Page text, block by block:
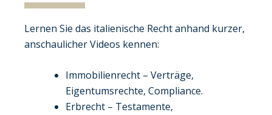
Lernen Sie das italienische Recht anhand kurzer,
anschaulicher Videos kennen:
Immobilienrecht – Verträge,
Eigentumsrechte, Compliance.
Erbrecht – Testamente,